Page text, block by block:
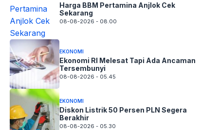
Harga BBM Pertamina Anjlok Cek
Sekarang
08-08-2026 - 08.00
EKONOMI
Ekonomi RI Melesat Tapi Ada Ancaman
Tersembunyi
08-08-2026 - 05.45
EKONOMI
Diskon Listrik 50 Persen PLN Segera
Berakhir
08-08-2026 - 05.30